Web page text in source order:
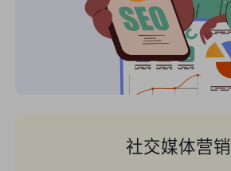
社交媒体营销